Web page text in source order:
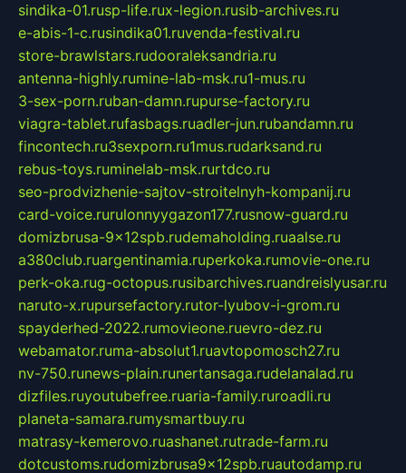
sindika-01.rusp-life.rux-legion.rusib-archives.ru
e-abis-1-c.rusindika01.ruvenda-festival.ru
store-brawlstars.rudooraleksandria.ru
antenna-highly.rumine-lab-msk.ru1-mus.ru
3-sex-porn.ruban-damn.rupurse-factory.ru
viagra-tablet.rufasbags.ruadler-jun.rubandamn.ru
fincontech.ru3sexporn.ru1mus.rudarksand.ru
rebus-toys.ruminelab-msk.rurtdco.ru
seo-prodvizhenie-sajtov-stroitelnyh-kompanij.ru
card-voice.rurulonnyygazon177.rusnow-guard.ru
domizbrusa-9x12spb.rudemaholding.ruaalse.ru
a380club.ruargentinamia.ruperkoka.rumovie-one.ru
perk-oka.rug-octopus.rusibarchives.ruandreislyusar.ru
naruto-x.rupursefactory.rutor-lyubov-i-grom.ru
spayderhed-2022.rumovieone.ruevro-dez.ru
webamator.ruma-absolut1.ruavtopomosch27.ru
nv-750.runews-plain.runertansaga.rudelanalad.ru
dizfiles.ruyoutubefree.ruaria-family.ruroadli.ru
planeta-samara.rumysmartbuy.ru
matrasy-kemerovo.ruashanet.rutrade-farm.ru
dotcustoms.rudomizbrusa9x12spb.ruautodamp.ru